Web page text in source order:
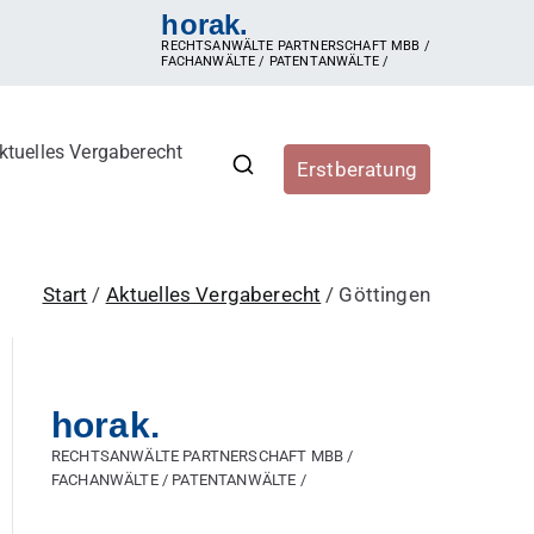
horak.
RECHTSANWÄLTE PARTNERSCHAFT MBB /
FACHANWÄLTE / PATENTANWÄLTE /
Vergabestellen sowie
e-Vergabe, öffentliche Ausschreibung,
Zuschlag, vorzeitige Beendigung der Vergabe,
Vergaberecht
Erstberatung
Start Aktuelles Vergaberecht Göttingen
horak.
RECHTSANWÄLTE PARTNERSCHAFT MBB /
FACHANWÄLTE / PATENTANWÄLTE /